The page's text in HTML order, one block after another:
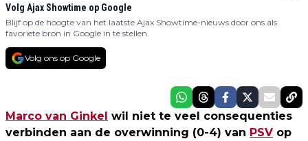
Volg Ajax Showtime op Google
Blijf op de hoogte van het laatste Ajax Showtime-nieuws door ons als
favoriete bron in Google in te stellen.
Volg ons op Google
Marco van Ginkel wil niet te veel consequenties
verbinden aan de overwinning (0-4) van PSV op